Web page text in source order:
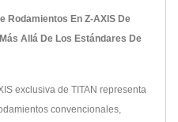
Rodamientos En Z-AXIS De
Allá De Los Estándares De
exclusiva de TITAN representa
convencionales,